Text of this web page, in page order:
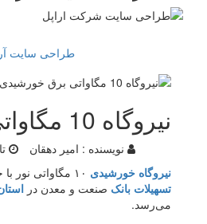
طراحی سایت
نیروگاه 10 مگاواتی
نویسنده : امیر دهقان
نیروگاه خورشیدی
تسهیلات بانک صنعت و معدن در
می‌رسد.